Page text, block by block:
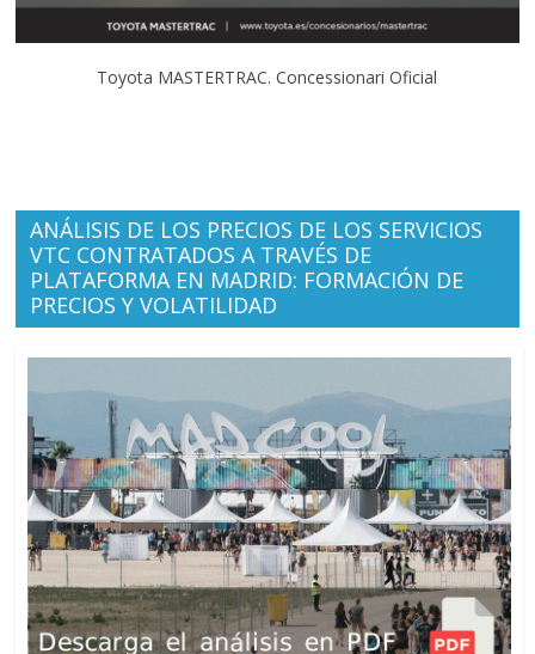
Toyota MASTERTRAC. Concessionari Oficial
ANÁLISIS DE LOS PRECIOS DE LOS SERVICIOS
VTC CONTRATADOS A TRAVÉS DE
PLATAFORMA EN MADRID: FORMACIÓN DE
PRECIOS Y VOLATILIDAD